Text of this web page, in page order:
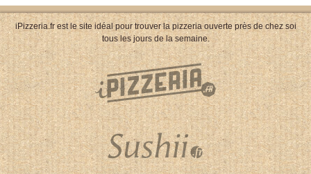
iPizzeria.fr est le site idéal pour trouver la pizzeria ouverte près de chez soi
tous les jours de la semaine.